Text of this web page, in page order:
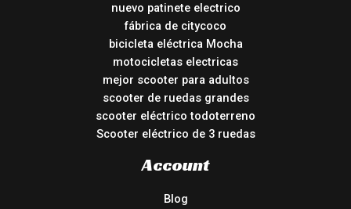
nuevo patinete electrico
fábrica de citycoco
bicicleta eléctrica Mocha
motocicletas electricas
mejor scooter para adultos
scooter de ruedas grandes
scooter eléctrico todoterreno
Scooter eléctrico de 3 ruedas
Account
Blog